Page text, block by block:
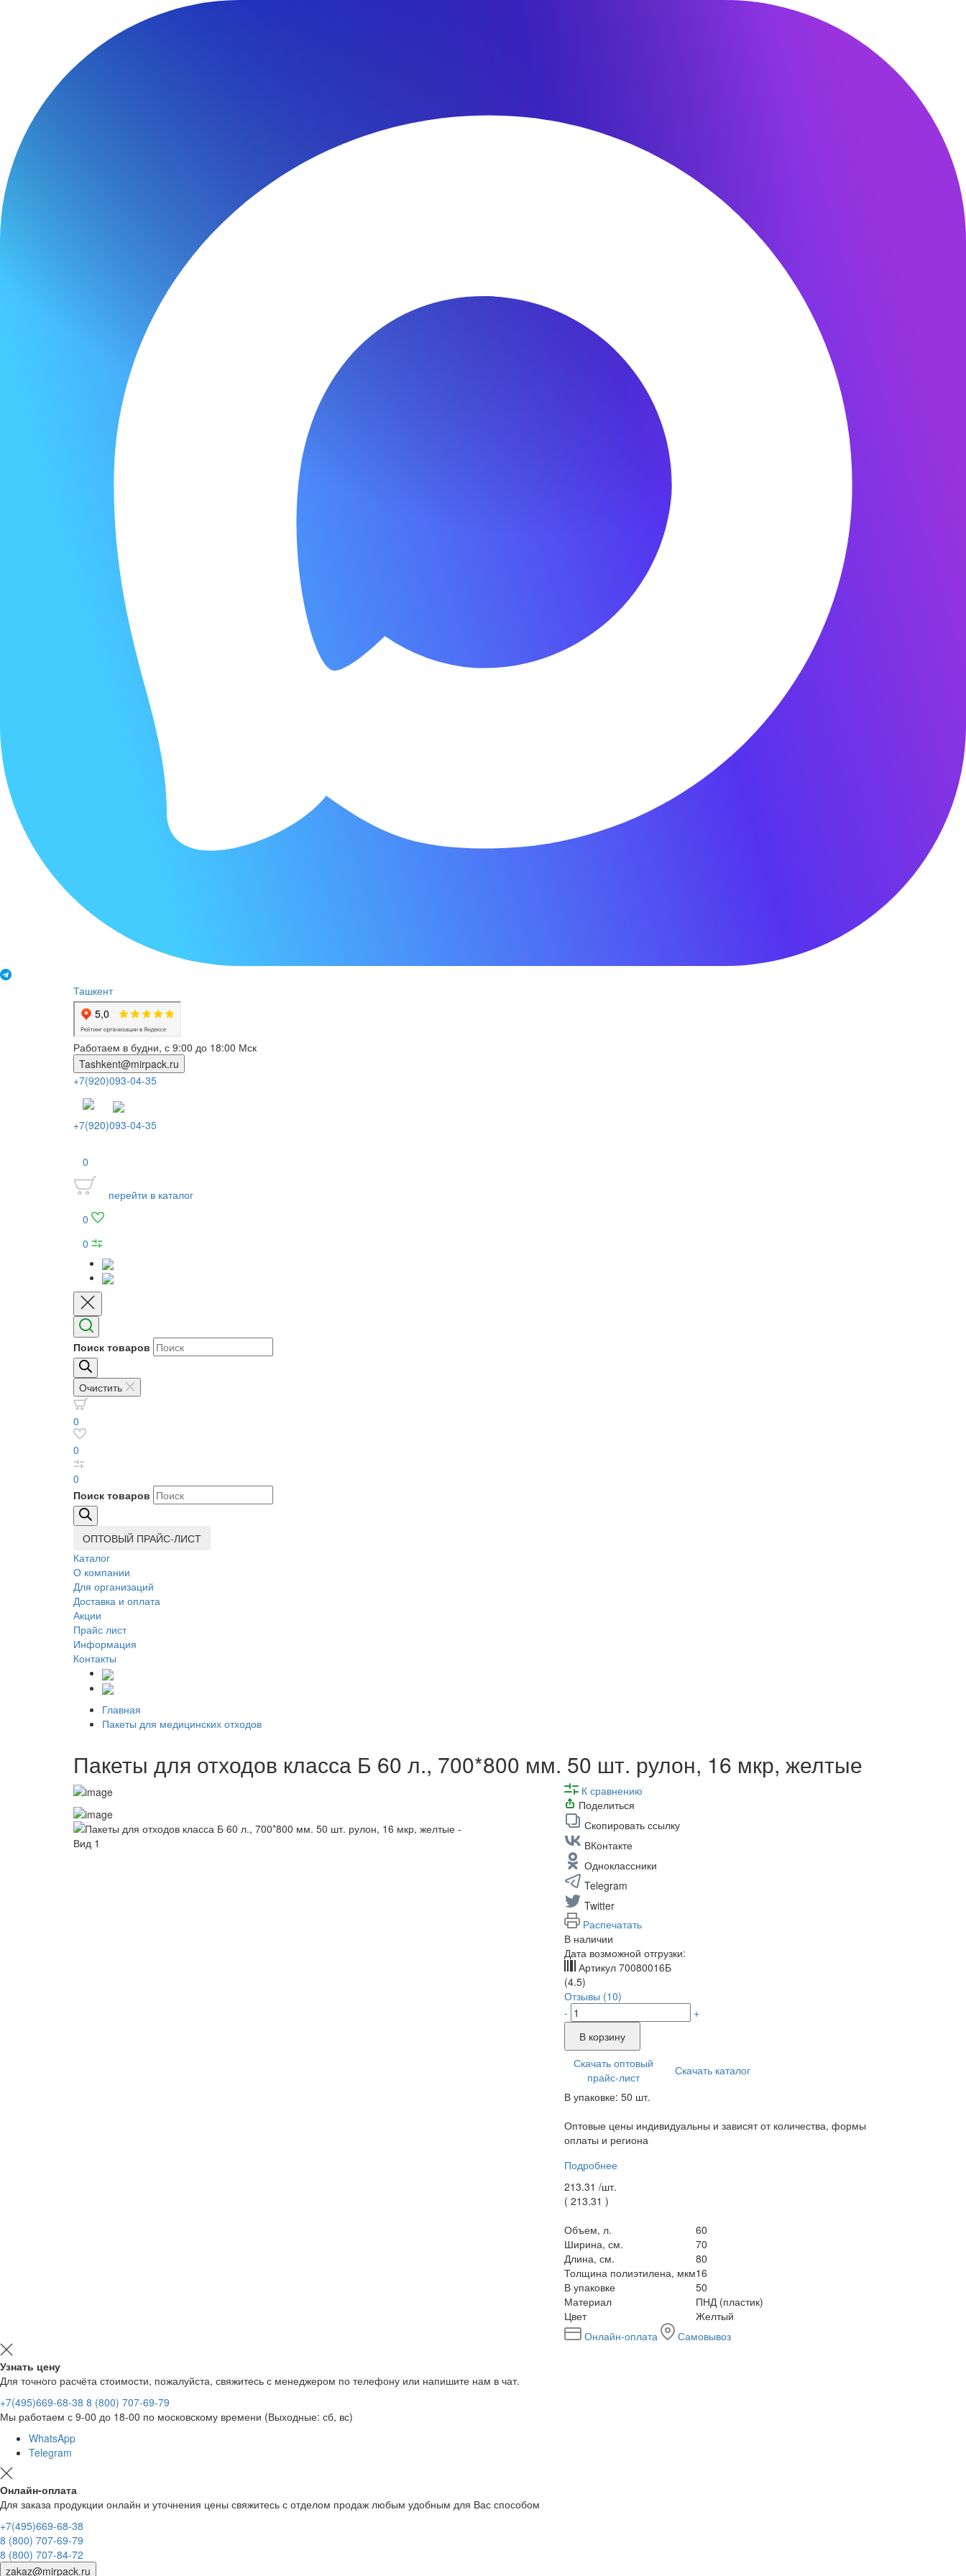
Ташкент
Работаем в будни, с 9:00 до 18:00 Мск
Tashkent@mirpack.ru
+7(920)093-04-35
+7(920)093-04-35
0
перейти в каталог
0
0
Поиск товаров
Очистить
0
0
0
Поиск товаров
ОПТОВЫЙ ПРАЙС-ЛИСТ
Каталог
О компании
Для организаций
Доставка и оплата
Акции
Прайс лист
Информация
Контакты
Главная
Пакеты для медицинских отходов
Пакеты для отходов класса Б 60 л., 700*800 мм. 50 шт. рулон, 16 мкр, желтые
К сравнению
Поделиться
Скопировать ссылку
ВКонтакте
Одноклассники
Telegram
Twitter
Распечатать
В наличии
Дата возможной отгрузки:
Артикул 70080016Б
(4.5)
Отзывы (10)
-
+
В корзину
Скачать оптовый
прайс-лист
Скачать каталог
В упаковке: 50 шт.
Оптовые цены индивидуальны и зависят от количества, формы
оплаты и региона
Подробнее
213.31 /шт.
( 213.31 )
Объем, л.
60
Ширина, см.
70
Длина, см.
80
Толщина полиэтилена, мкм16
В упаковке
50
Материал
ПНД (пластик)
Цвет
Желтый
Онлайн-оплата
Самовывоз
Узнать цену
Для точного расчёта стоимости, пожалуйста, свяжитесь с менеджером по телефону или напишите нам в чат.
+7(495)669-68-38 8 (800) 707-69-79
Мы работаем с 9-00 до 18-00 по московскому времени (Выходные: сб, вс)
WhatsApp
Telegram
Онлайн-оплата
Для заказа продукции онлайн и уточнения цены свяжитесь с отделом продаж любым удобным для Вас способом
+7(495)669-68-38
8 (800) 707-69-79
8 (800) 707-84-72
zakaz@mirpack.ru